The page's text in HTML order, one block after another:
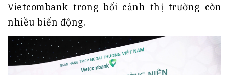
Vietcombank trong bối cảnh thị trường còn
nhiều biến động.